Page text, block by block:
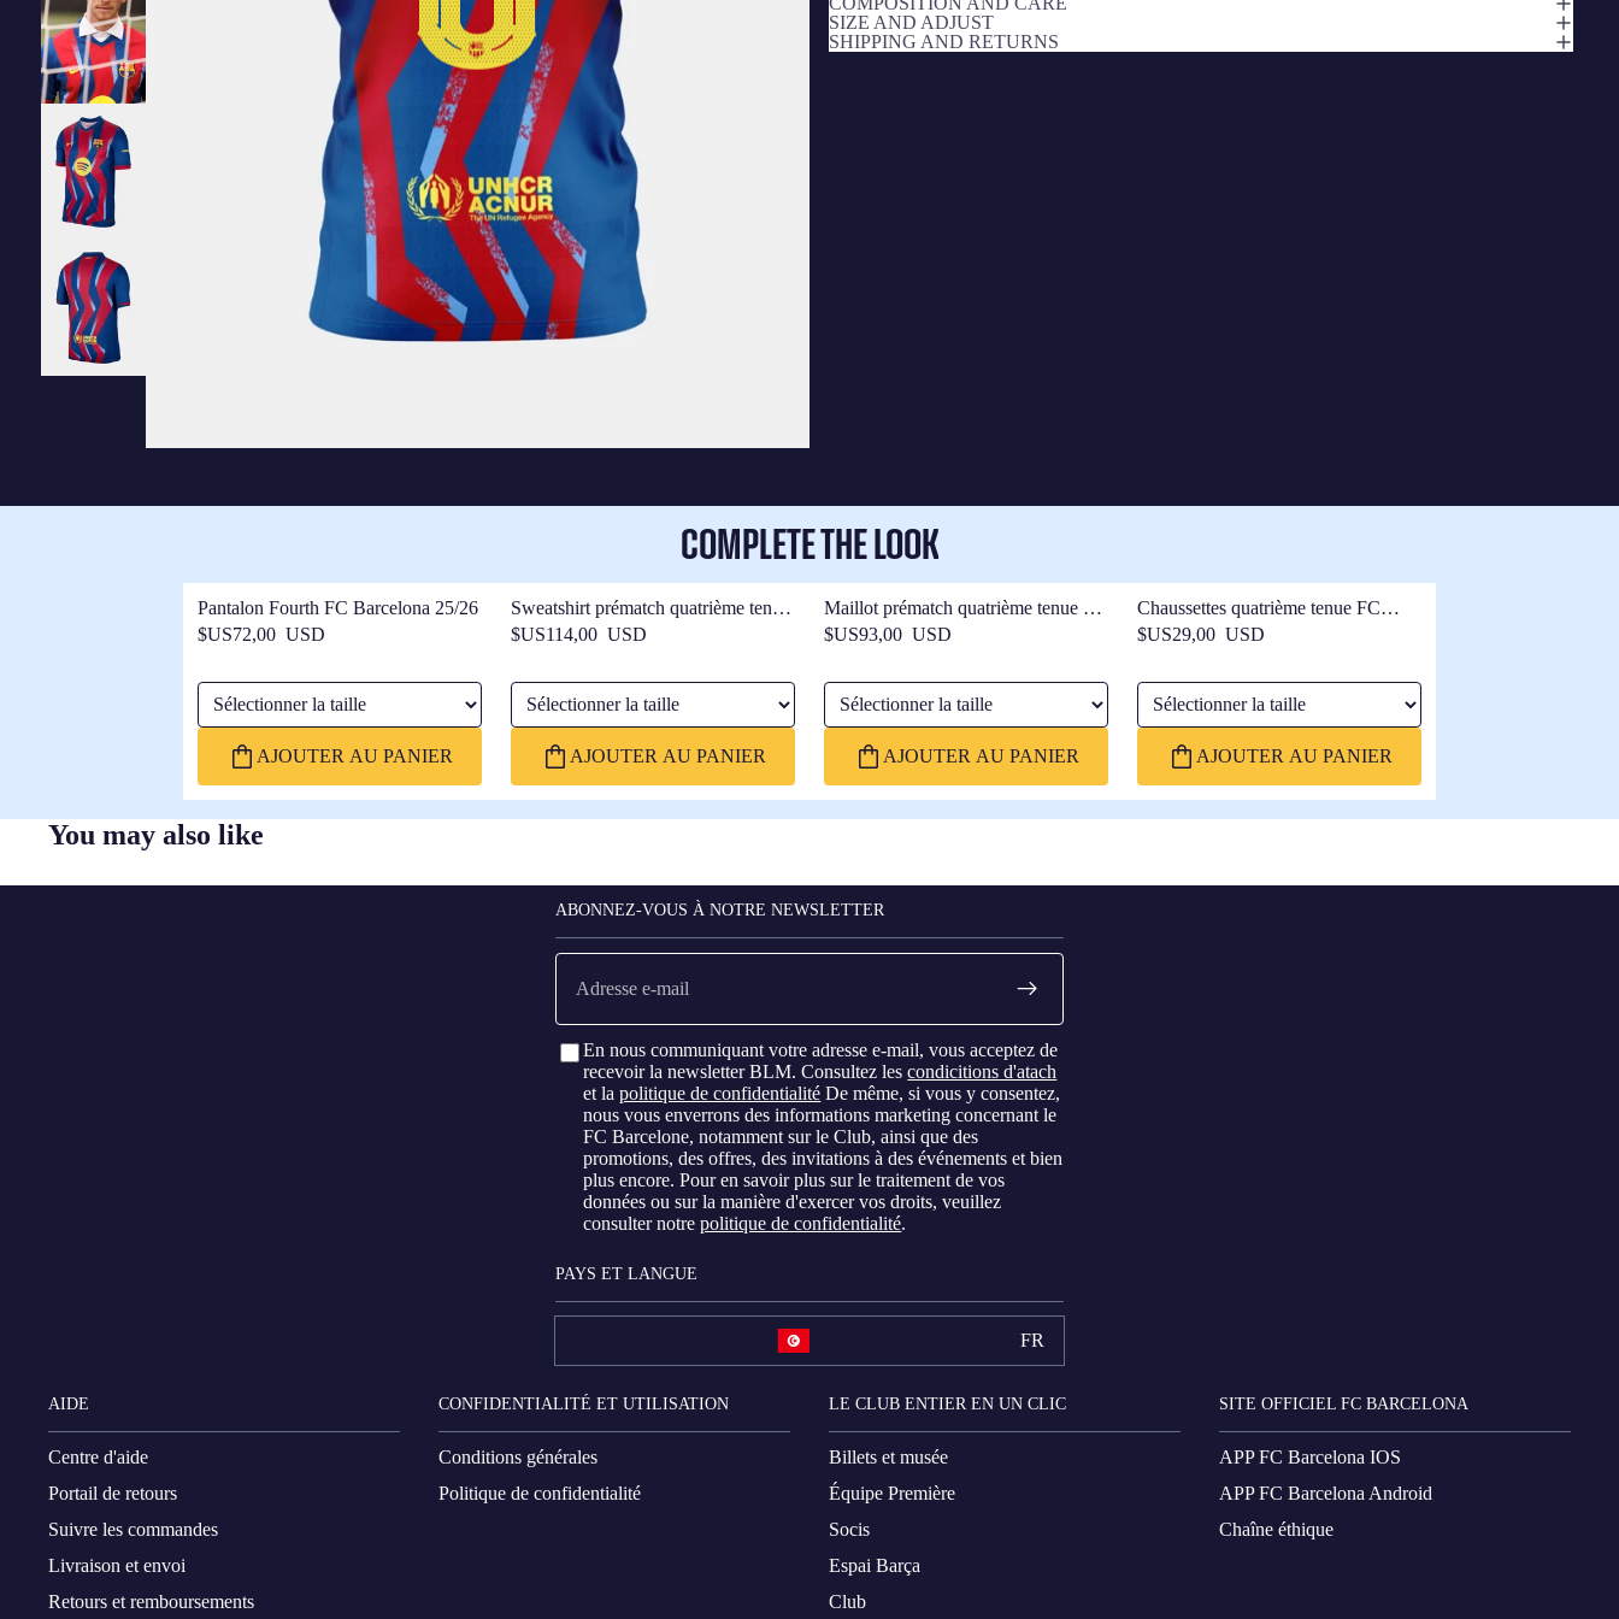
SIZE AND ADJUST
SHIPPING AND RETURNS
COMPLETE THE LOOK
Pantalon Fourth FC Barcelona 25/26
$US72,00 USD
Sélectionner la taille
AJOUTER AU PANIER
Sweatshirt prématch quatrième tenue
FC Barcelone 25/26
$US114,00 USD
Sélectionner la taille
AJOUTER AU PANIER
Maillot prématch quatrième tenue FC
Barcelone 25/26
$US93,00 USD
Sélectionner la taille
AJOUTER AU PANIER
Chaussettes quatrième tenue FC
Barcelone 25/26
$US29,00 USD
Sélectionner la taille
AJOUTER AU PANIER
You may also like
ABONNEZ-VOUS À NOTRE NEWSLETTER
E-
mail
En nous communiquant votre adresse e-mail, vous acceptez de
recevoir la newsletter BLM. Consultez lescondicitions d'atach
et lapolitique de confidentialité De même, si vous y consentez,
nous vous enverrons des informations marketing concernant le
FC Barcelone, notamment sur le Club, ainsi que des
promotions, des offres, des invitations à des événements et bien
plus encore. Pour en savoir plus sur le traitement de vos
données ou sur la manière d'exercer vos droits, veuillez
consulter notrepolitique de confidentialité.
PAYS ET LANGUE
FR
AIDE
Centre d'aide
Portail de retours
Suivre les commandes
Livraison et envoi
Retours et remboursements
CONFIDENTIALITÉ ET UTILISATION
Conditions générales
Politique de confidentialité
LE CLUB ENTIER EN UN CLIC
Billets et musée
Équipe Première
Socis
Espai Barça
Club
SITE OFFICIEL FC BARCELONA
APP FC Barcelona IOS
APP FC Barcelona Android
Chaîne éthique